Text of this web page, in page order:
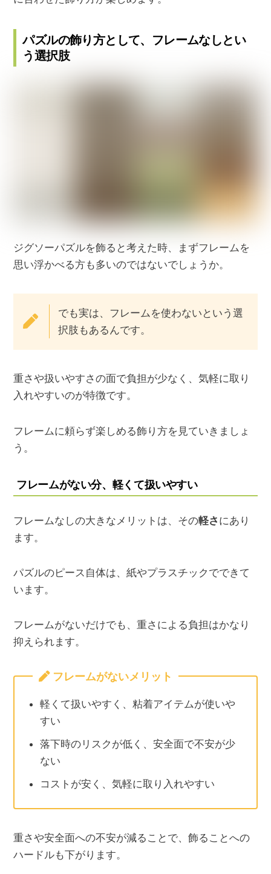
パズルの飾り方として、フレームなしとい
う選択肢
ジグソーパズルを飾ると考えた時、まずフレームを
思い浮かべる方も多いのではないでしょうか。
でも実は、フレームを使わないという選
択肢もあるんです。
重さや扱いやすさの面で負担が少なく、気軽に取り
入れやすいのが特徴です。
フレームに頼らず楽しめる飾り方を見ていきましょ
う。
フレームがない分、軽くて扱いやすい
フレームなしの大きなメリットは、その軽さ にあり
ます。
パズルのピース自体は、紙やプラスチックでできて
います。
フレームがないだけでも、重さによる負担はかなり
抑えられます。
フレームがないメリット
軽くて扱いやすく、粘着アイテムが使いや
すい
落下時のリスクが低く、安全面で不安が少
ない
コストが安く、気軽に取り入れやすい
重さや安全面への不安が減ることで、飾ることへの
ハードルも下がります。